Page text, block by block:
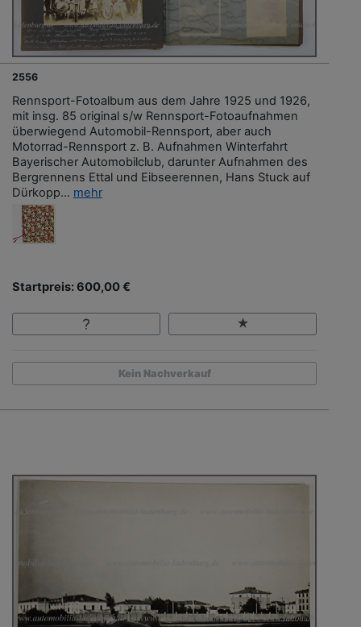
2556
Rennsport-Fotoalbum aus dem Jahre 1925 und 1926,
mit insg. 85 original s/w Rennsport-Fotoaufnahmen
überwiegend Automobil-Rennsport, aber auch
Motorrad-Rennsport z. B. Aufnahmen Winterfahrt
Bayerischer Automobilclub, darunter Aufnahmen des
Bergrennens Ettal und Eibseerennen, Hans Stuck auf
Dürkopp... mehr
Startpreis: 600,00 €
Kein Nachverkauf